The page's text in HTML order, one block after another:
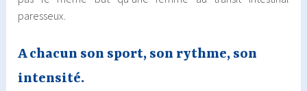
paresseux.
A chacun son sport, son rythme, son
intensité.